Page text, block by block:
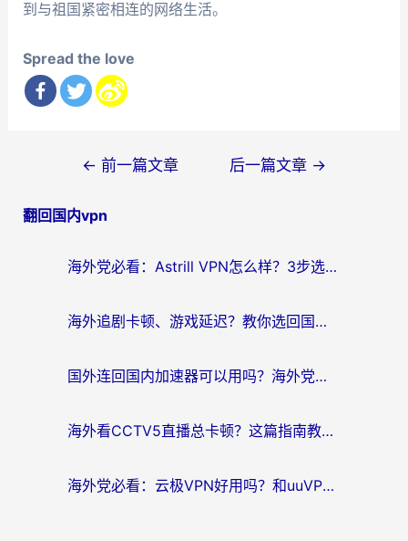
到与祖国紧密相连的网络生活。
Spread the love
导
← 前一篇文章 后一篇文章 →
翻回国内vpn
海外党必看：Astrill VPN怎么样？3步选对回国加速器实现无缝刷剧玩游戏
海外追剧卡顿、游戏延迟？教你选回国加速器，附免费加速器试用一小时福利
国外连回国内加速器可以用吗？海外党亲测实用指南，解决追剧游戏卡顿难题
海外看CCTV5直播总卡顿？这篇指南教你选对回国加速器，无缝刷国内资源
海外党必看：云极VPN好用吗？和uuVPN对比哪个回国效果更好？附真实体验+避坑指南